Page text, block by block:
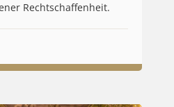
Rechtschaffenheit.